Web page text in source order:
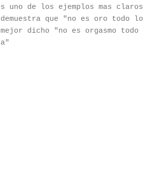
uno de los ejemplos mas claros
que "no es oro todo lo
dicho "no es orgasmo todo